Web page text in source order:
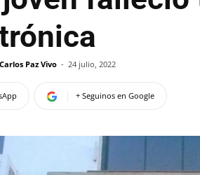
Paz Vivo - 24 julio, 2022
+ Seguinos en Google